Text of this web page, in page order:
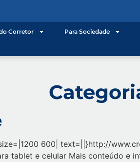
Corretor Para Sociedade
600| text=||}http://
tablet e celular Mais conteúdo e